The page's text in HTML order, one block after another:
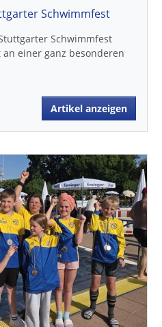
Schwimmfest
Schwimmfest
einer ganz besonderen
Artikel anzeigen